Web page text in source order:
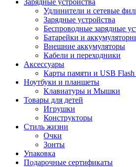
Зарядные устройства
Удлинители и сетевые
Зарядные устройства
Беспроводные зарядные
Батарейки и
Внешние аккумуляторы
Кабели и переходники
Аксессуары
Карты памяти и USB Flash
Ноутбуки и планшеты
Клавиатуры и Мышки
Товары для детей
Игрушки
Конструкторы
Стиль жизни
Очки
Зонты
Упаковка
Подарочные сертификаты